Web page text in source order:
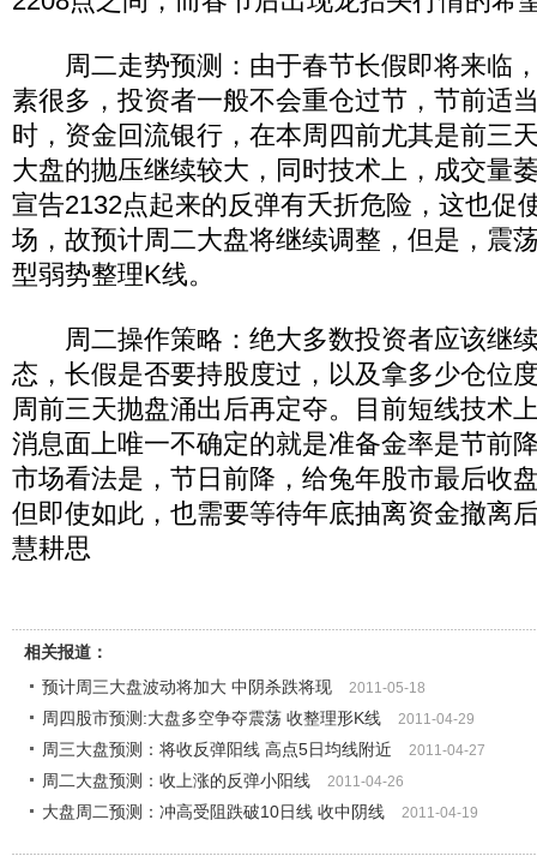
周二走势预测：由于春节长假即将来临
素很多，投资者一般不会重仓过节，节前适
时，资金回流银行，在本周四前尤其是前三
大盘的抛压继续较大，同时技术上，成交量
宣告2132点起来的反弹有夭折危险，这也促
场，故预计周二大盘将继续调整，但是，震
型弱势整理K线。
周二操作策略：绝大多数投资者应该继
态，长假是否要持股度过，以及拿多少仓位
周前三天抛盘涌出后再定夺。目前短线技术
消息面上唯一不确定的就是准备金率是节前
市场看法是，节日前降，给兔年股市最后收
但即使如此，也需要等待年底抽离资金撤
慧耕思
相关报道：
预计周三大盘波动将加大 中阴杀跌将现
2011-05-18
周四股市预测:大盘多空争夺震荡 收整理形K线 2011-04-29
周三大盘预测：将收反弹阳线 高点5日均线附近 2011-04-27
周二大盘预测：收上涨的反弹小阳线 2011-04-26
大盘周二预测：冲高受阻跌破10日线 收中阴线 2011-04-19